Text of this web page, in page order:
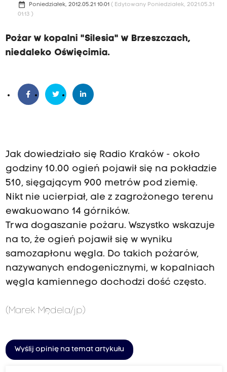
date_range Poniedziałek, 2012.05.21 10:01 ( Edytowany Poniedziałek, 2021.05.31
01:13 )
Pożar w kopalni "Silesia" w Brzeszczach,
niedaleko Oświęcimia.
Jak dowiedziało się Radio Kraków - około
godziny 10.00 ogień pojawił się na pokładzie
510, sięgającym 900 metrów pod ziemię.
Nikt nie ucierpiał, ale z zagrożonego terenu
ewakuowano 14 górników.
Trwa dogaszanie pożaru. Wszystko wskazuje
na to, że ogień pojawił się w wyniku
samozapłonu węgla. Do takich pożarów,
nazywanych endogenicznymi, w kopalniach
węgla kamiennego dochodzi dość często.
(Marek Mędela/jp)
Wyślij opinię na temat artykułu